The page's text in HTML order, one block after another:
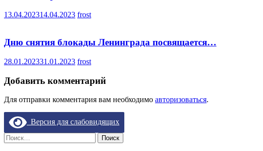
13.04.202314.04.2023 frost
Дню снятия блокады Ленинграда посвящается…
28.01.202331.01.2023 frost
Добавить комментарий
Для отправки комментария вам необходимо авторизоваться.
Версия для слабовидящих
Найти: